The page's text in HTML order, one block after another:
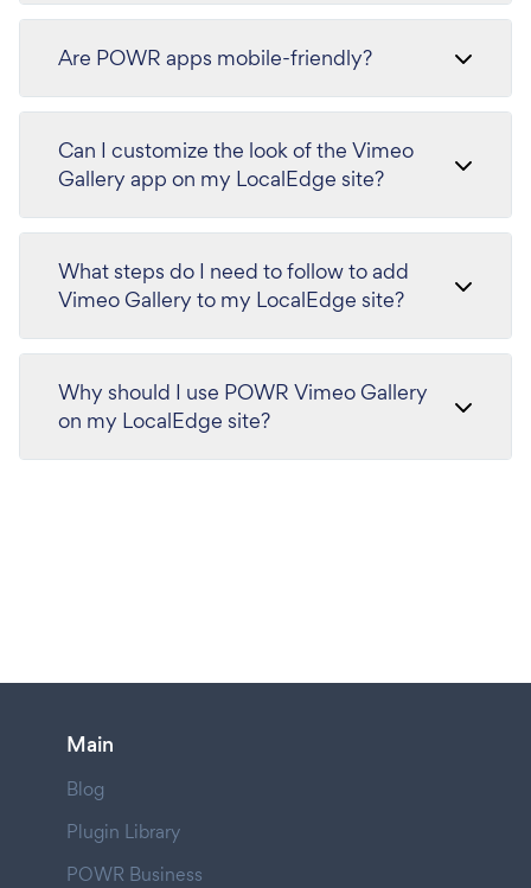
Are POWR apps mobile-friendly?
Can I customize the look of the Vimeo
Gallery app on my LocalEdge site?
What steps do I need to follow to add
Vimeo Gallery to my LocalEdge site?
Why should I use POWR Vimeo Gallery
on my LocalEdge site?
Main
Blog
Plugin Library
POWR Business